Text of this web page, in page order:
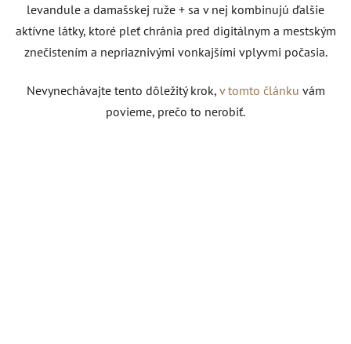
levandule a damašskej ruže + sa v nej kombinujú ďalšie
aktívne látky, ktoré pleť chránia pred digitálnym a mestským
znečistením a nepriaznivými vonkajšími vplyvmi počasia.
Nevynechávajte tento dôležitý krok, v tomto článku vám
povieme, prečo to nerobiť.